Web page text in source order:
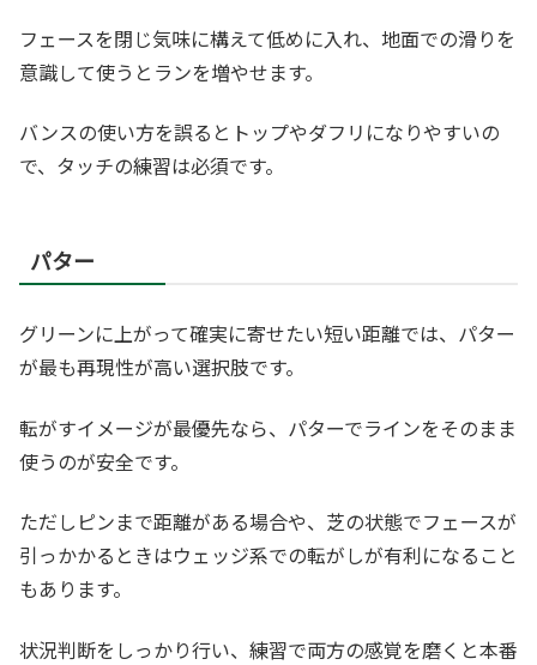
フェースを閉じ気味に構えて低めに入れ、地面での滑りを
意識して使うとランを増やせます。
バンスの使い方を誤るとトップやダフリになりやすいの
で、タッチの練習は必須です。
パター
グリーンに上がって確実に寄せたい短い距離では、パター
が最も再現性が高い選択肢です。
転がすイメージが最優先なら、パターでラインをそのまま
使うのが安全です。
ただしピンまで距離がある場合や、芝の状態でフェースが
引っかかるときはウェッジ系での転がしが有利になること
もあります。
状況判断をしっかり行い、練習で両方の感覚を磨くと本番